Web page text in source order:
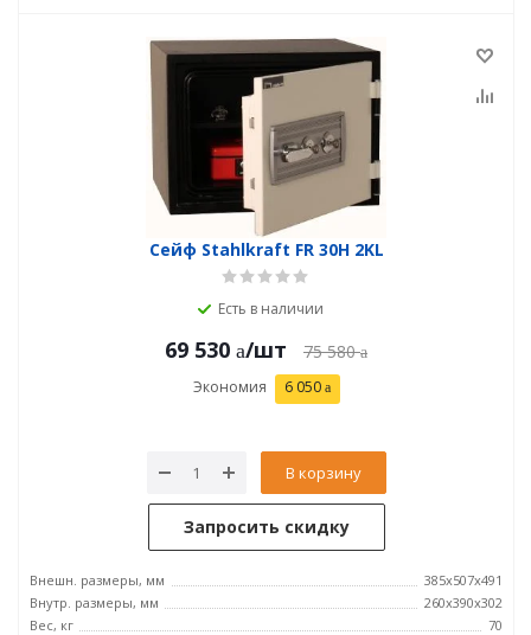
Сейф Stahlkraft FR 30H 2KL
Есть в наличии
69 530 /шт 75 580
Экономия 6 050
В корзину
Запросить скидку
Внешн. размеры, мм
385x507x491
Внутр. размеры, мм
260x390x302
Вес, кг
70